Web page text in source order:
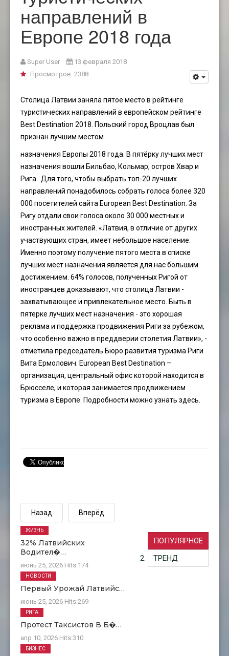
направлений в
Европе 2018 года
Super User
13 февраля 2018
Просмотров: 2388
Столица Латвии заняла пятое место в рейтинге
туристических направлений в европейском рейтинге
Best Destination 2018. Польский город Вроцлав был
признан лучшим местом
назначения Европы 2018 года. В пятёрку лучших мест
назначения вошли Бильбао, Кольмар, остров Хвар и
Рига. Для того, чтобы выбрать топ-20 лучших
направлений понадобилось собрать голоса более 320
000 посетителей сайта European Best Destination. За
Ригу отдали свои голоса около 30 000 местных и
иностранных жителей. «Латвия, в отличие от других
участвующих стран, имеет небольшое население.
Именно поэтому получение пятого места в списке
лучших мест назначения является для нас большим
достижением. 64% голосов, полученных Ригой от
иностранцев доказывают, что столица Латвии -
захватывающее и привлекательное место. Быть в
пятерке лучших мест назначения - это хорошая
реклама и поддержка продвижения Риги за рубежом,
что особенно важно в преддверии столетия Латвии», -
отметила председатель Бюро развития туризма Риги
Вита Ермолович. European Best Destination –
организация, центральный офис которой находится в
Брюсселе, и которая занимается продвижением
туризма в Европе. Подробности можно узнать здесь.
Назад Вперёд
ПОПУЛЯРНОЕ
ТРЕНД
32% Латвийских
Водител�…
июнь 25, 2026 Hits:174
ЖИЗНЬ
Первый Урожай Латвийс…
июнь 25, 2026 Hits:269
НОВОСТИ
Протест Таксистов В Б�…
апр 10, 2026 Hits:310
РИГА
БИЗНЕС